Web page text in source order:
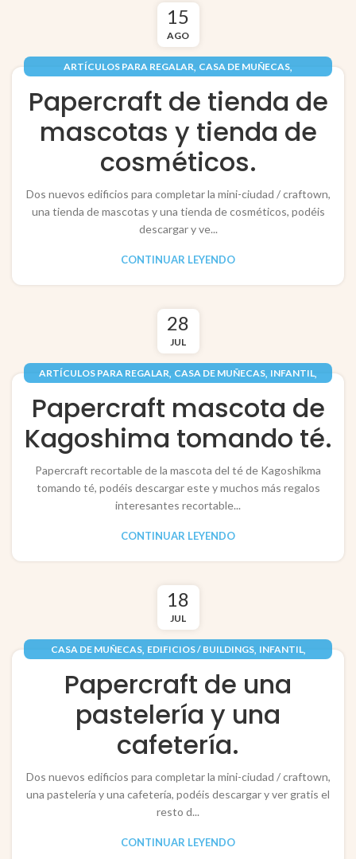
15
AGO
ARTÍCULOS PARA REGALAR, CASA DE MUÑECAS,
PAPEL / PAPER RECORTABLES PAPERCRAFT
Papercraft de tienda de
mascotas y tienda de
cosméticos.
Dos nuevos edificios para completar la mini-ciudad / craftown,
una tienda de mascotas y una tienda de cosméticos, podéis
descargar y ve...
CONTINUAR LEYENDO
28
JUL
ARTÍCULOS PARA REGALAR, CASA DE MUÑECAS, INFANTIL,
RECORTABLES PAPERCRAFT
Papercraft mascota de
Kagoshima tomando té.
Papercraft recortable de la mascota del té de Kagoshikma
tomando té, podéis descargar este y muchos más regalos
interesantes recortable...
CONTINUAR LEYENDO
18
JUL
CASA DE MUÑECAS, EDIFICIOS / BUILDINGS, INFANTIL,
RECORTABLES PAPERCRAFT
Papercraft de una
pastelería y una
cafetería.
Dos nuevos edificios para completar la mini-ciudad / craftown,
una pastelería y una cafetería, podéis descargar y ver gratis el
resto d...
CONTINUAR LEYENDO